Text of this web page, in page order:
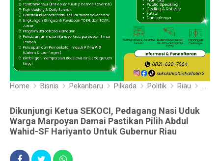
Home Bisnis Pekanbaru Pilkada Politik Riau
Dikunjungi Ketua SEKOCI, Pedagang Nasi Uduk
Warga Marpoyan Damai Pastikan Pilih Abdul
Wahid-SF Hariyanto Untuk Gubernur Riau